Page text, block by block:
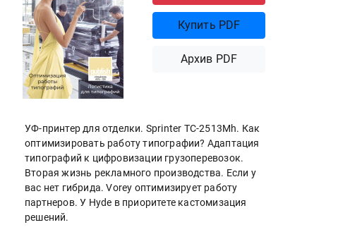
Купить PDF
Архив PDF
УФ-принтер для отделки. Sprinter ТС-2513Mh. Как
оптимизировать работу типографии? Адаптация
типографий к цифровизации грузоперевозок.
Вторая жизнь рекламного производства. Если у
вас нет гибрида. Vorey оптимизирует работу
партнеров. У Hyde в приоритете кастомизация
решений.